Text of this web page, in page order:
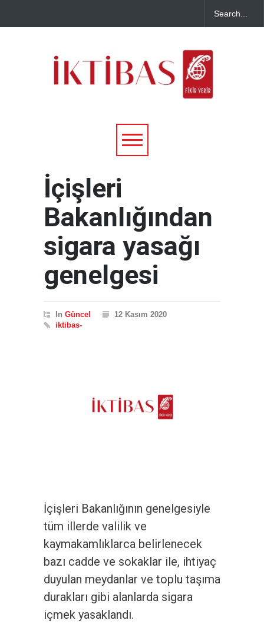
İçişleri
Bakanlığından
sigara yasağı
genelgesi
In Güncel
12 Kasım 2020
iktibas-
İçişleri Bakanlığının genelgesiyle
tüm illerde valilik ve
kaymakamlıklarca belirlenecek
bazı cadde ve sokaklar ile, ihtiyaç
duyulan meydanlar ve toplu taşıma
durakları gibi alanlarda sigara
içmek yasaklandı.